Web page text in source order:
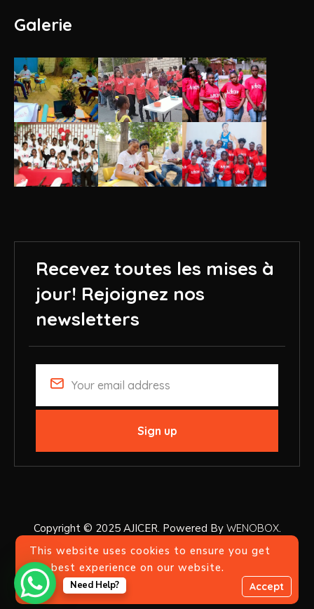
This website uses cookies to ensure you get
the best experience on our website.
Accept
Galerie
Recevez toutes les mises à
jour! Rejoignez nos
newsletters
Copyright © 2025 AJICER. Powered By WENOBOX.
Need Help?